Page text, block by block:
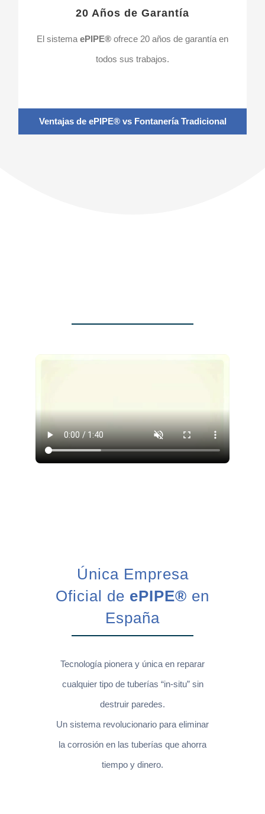
20 Años de Garantía
El sistema ePIPE® ofrece 20 años de garantía en
todos sus trabajos.
Ventajas de ePIPE® vs Fontanería Tradicional
Única Empresa
Oficial de ePIPE® en
España
Tecnología pionera y única en reparar
cualquier tipo de tuberías “in-situ” sin
destruir paredes.
Un sistema revolucionario para eliminar
la corrosión en las tuberías que ahorra
tiempo y dinero.